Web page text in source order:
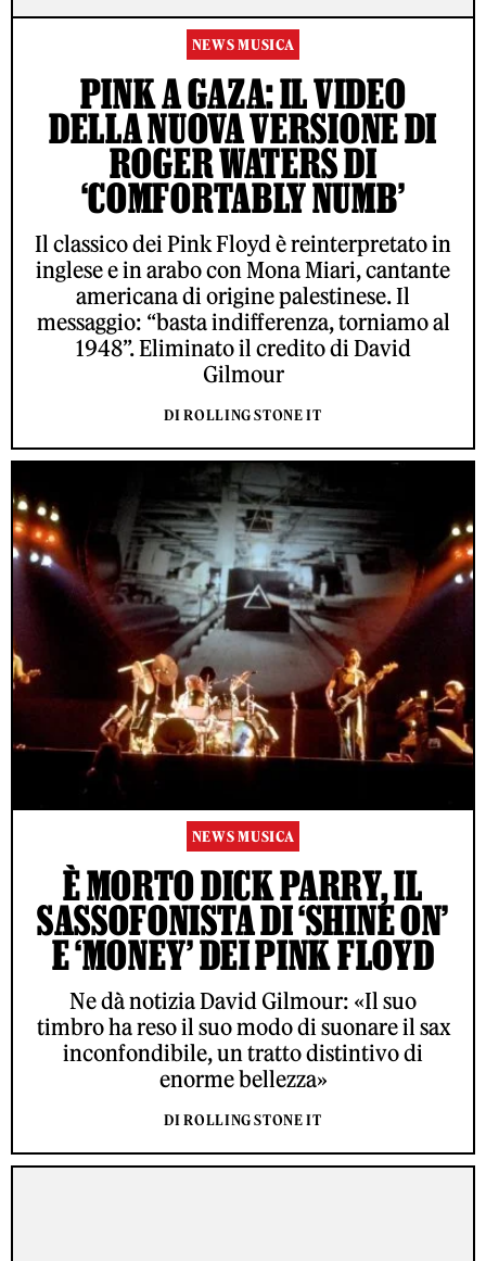
NEWS MUSICA
PINK A GAZA: IL VIDEO
DELLA NUOVA VERSIONE DI
ROGER WATERS DI
‘COMFORTABLY NUMB’
Il classico dei Pink Floyd è reinterpretato in
inglese e in arabo con Mona Miari, cantante
americana di origine palestinese. Il
messaggio: “basta indifferenza, torniamo al
1948”. Eliminato il credito di David
Gilmour
DI ROLLING STONE IT
NEWS MUSICA
È MORTO DICK PARRY, IL
SASSOFONISTA DI ‘SHINE ON’
E ‘MONEY’ DEI PINK FLOYD
Ne dà notizia David Gilmour: «Il suo
timbro ha reso il suo modo di suonare il sax
inconfondibile, un tratto distintivo di
enorme bellezza»
DI ROLLING STONE IT